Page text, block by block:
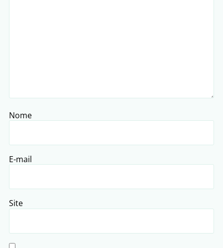
Nome
E-mail
Site